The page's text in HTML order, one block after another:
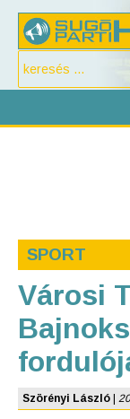
SPORT
Városi
Szörényi László